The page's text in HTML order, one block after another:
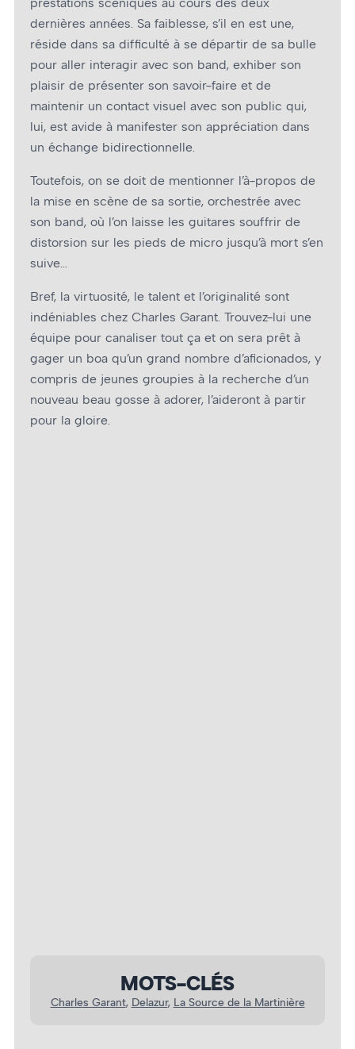
dernières années. Sa faiblesse, s’il en est une,
réside dans sa difficulté à se départir de sa bulle
pour aller interagir avec son band, exhiber son
plaisir de présenter son savoir-faire et de
maintenir un contact visuel avec son public qui,
lui, est avide à manifester son appréciation dans
un échange bidirectionnelle.
Toutefois, on se doit de mentionner l’à-propos de
la mise en scène de sa sortie, orchestrée avec
son band, où l’on laisse les guitares souffrir de
distorsion sur les pieds de micro jusqu’à mort s’en
suive…
Bref, la virtuosité, le talent et l’originalité sont
indéniables chez Charles Garant. Trouvez-lui une
équipe pour canaliser tout ça et on sera prêt à
gager un boa qu’un grand nombre d’aficionados, y
compris de jeunes groupies à la recherche d’un
nouveau beau gosse à adorer, l’aideront à partir
pour la gloire.
MOTS-CLÉS
Charles Garant, Delazur, La Source de la Martinière